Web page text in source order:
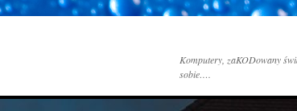
Komputery, zaKODowany
sobie….